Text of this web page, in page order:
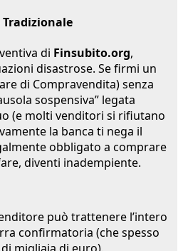
Tradizionale
di Finsubito.org,
disastrose. Se firmi un
di Compravendita) senza
sospensiva” legata
(e molti venditori si rifiutano
la banca ti nega il
obbligato a comprare
diventi inadempiente.
può trattenere l’intero
confirmatoria (che spesso